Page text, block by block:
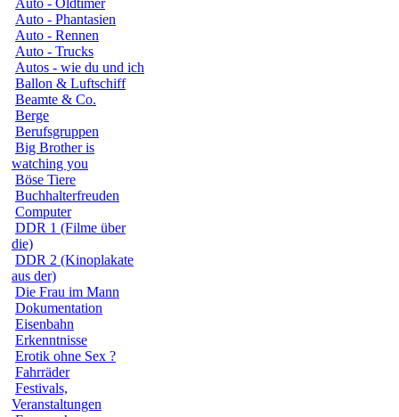
Auto - Oldtimer
Auto - Phantasien
Auto - Rennen
Auto - Trucks
Autos - wie du und ich
Ballon & Luftschiff
Beamte & Co.
Berge
Berufsgruppen
Big Brother is
watching you
Böse Tiere
Buchhalterfreuden
Computer
DDR 1 (Filme über
die)
DDR 2 (Kinoplakate
aus der)
Die Frau im Mann
Dokumentation
Eisenbahn
Erkenntnisse
Erotik ohne Sex ?
Fahrräder
Festivals,
Veranstaltungen